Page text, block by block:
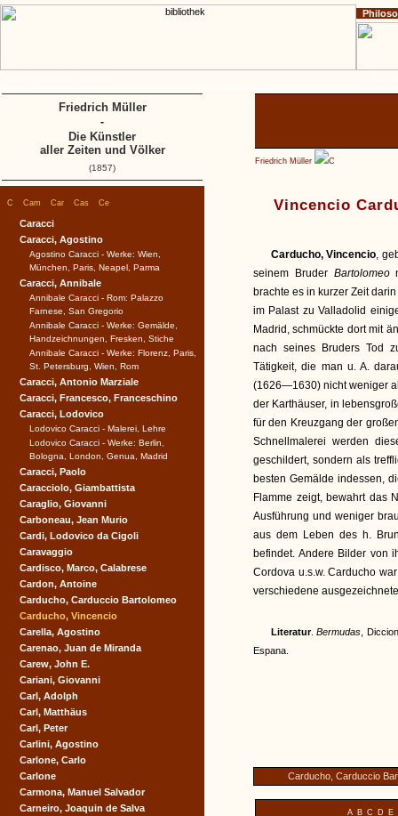
Friedrich Müller C
Vincencio
Carducho, Vincencio,
seinem Bruder Bartolomeo
brachte es in kurzer Zeit
im Palast zu Valladolid
Madrid, schmückte dort mit
nach seines Bruders Tod
Tätigkeit, die man u. A.
(1626—1630) nicht weniger
der Karthäuser, in
für den Kreuzgang der
Schnellmalerei werden
geschildert, sondern als
besten Gemälde indessen,
Flamme zeigt, bewahrt das
Ausführung und weniger
aus dem Leben des h.
befindet. Andere Bilder von
Cordova u.s.w. Carducho
verschiedene
Literatur.Bermudas ,
Espana.
Carducho, Carduccio
A B C D E
C Cam Car Cas Ce
Caracci
Caracci, Agostino
Agostino Caracci - Werke: Wien,
München, Paris, Neapel, Parma
Caracci, Annibale
Annibale Caracci - Rom: Palazzo
Farnese, San Gregorio
Annibale Caracci - Werke: Gemälde,
Handzeichnungen, Fresken, Stiche
Annibale Caracci - Werke: Florenz, Paris,
St. Petersburg, Wien, Rom
Caracci, Antonio Marziale
Caracci, Francesco, Franceschino
Caracci, Lodovico
Lodovico Caracci - Malerei, Lehre
Lodovico Caracci - Werke: Berlin,
Bologna, London, Genua, Madrid
Caracci, Paolo
Caracciolo, Giambattista
Caraglio, Giovanni
Carboneau, Jean Murio
Cardi, Lodovico da Cigoli
Caravaggio
Cardisco, Marco, Calabrese
Cardon, Antoine
Carducho, Carduccio Bartolomeo
Carducho, Vincencio
Carella, Agostino
Carenao, Juan de Miranda
Carew, John E.
Cariani, Giovanni
Carl, Adolph
Carl, Matthäus
Carl, Peter
Carlini, Agostino
Carlone, Carlo
Carlone
Carmona, Manuel Salvador
Carneiro, Joaquin de Salva
Friedrich Müller
-
Die Künstler
aller Zeiten und Völker
(1857)